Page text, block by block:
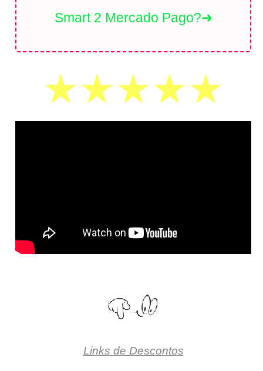
Smart 2 Mercado Pago?➜
Links de Descontos